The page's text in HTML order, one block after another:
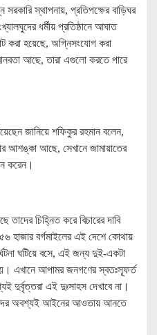
স্থাপনায়, প্রতিপক্ষের বাড়িঘর
ধর্মীয় প্রতিষ্ঠানে আঘাত
করা হয়েছে, অগ্নিসংযোগ করা
আছে, তারা এগুলো করতে পারে
জানিয়ে শফিকুর রহমান বলেন,
আশঙ্কা আছে, সেখানে জামায়াতের
করেন।
তাদের চিহ্নিত করে বিচারের দাবি
হাজার বর্গমাইলের এই দেশে কোথায়
ঘটিয়ে বসে, এই জন্য দুই-একটা
এখানে আপামর জনগণের স্বতঃস্ফূর্ত
দুর্বৃত্তরা এই দুঃসাহস দেখাবে না।
অবশ্যই আইনের আওতায় আনতে